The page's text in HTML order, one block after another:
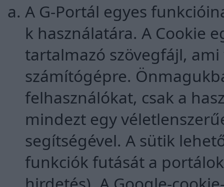
A G-Portál egyes
k használatára. A Cookie
tartalmazó szövegfájl,
számítógépre.
felhasználókat, csak a
mindezt egy
segítségével. A sütik
funkciók futását a